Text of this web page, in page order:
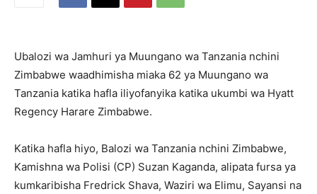
Ubalozi wa Jamhuri ya Muungano wa Tanzania nchini
Zimbabwe waadhimisha miaka 62 ya Muungano wa
Tanzania katika hafla iliyofanyika katika ukumbi wa Hyatt
Regency Harare Zimbabwe.
Katika hafla hiyo, Balozi wa Tanzania nchini Zimbabwe,
Kamishna wa Polisi (CP) Suzan Kaganda, alipata fursa ya
kumkaribisha Fredrick Shava, Waziri wa Elimu, Sayansi na